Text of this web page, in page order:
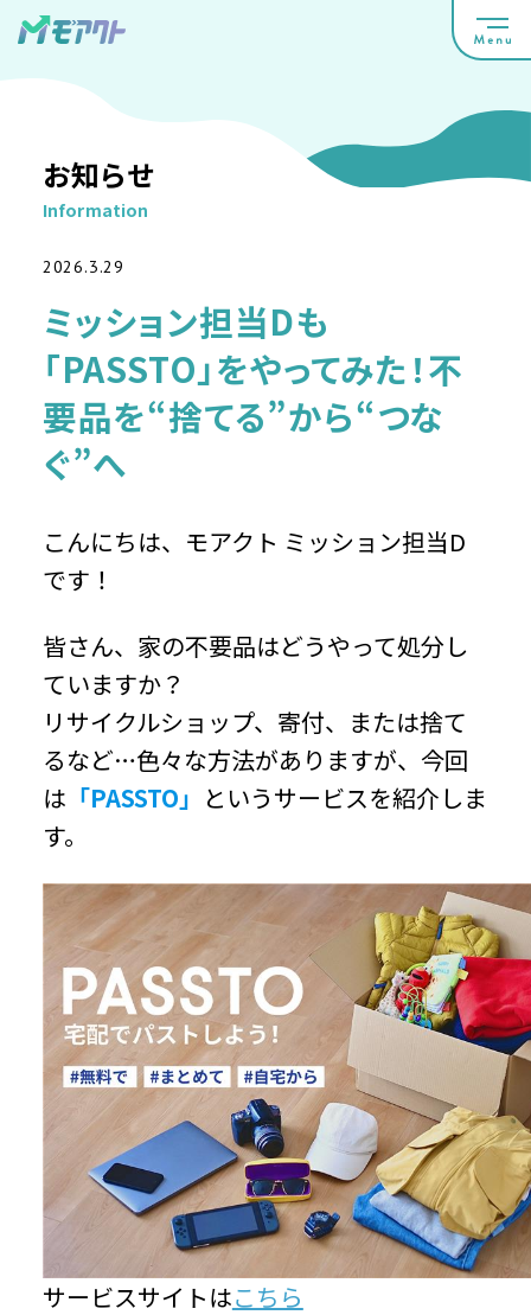
お知らせ
Information
2026.3.29
ミッション担当Dも
「PASSTO」をやってみた！不
要品を“捨てる”から“つな
ぐ”へ
こんにちは、モアクト ミッション担当D
です！
皆さん、家の不要品はどうやって処分し
ていますか？
リサイクルショップ、寄付、または捨て
るなど…色々な方法がありますが、今回
は 「PASSTO」 というサービスを紹介しま
す。
サービスサイトはこちら